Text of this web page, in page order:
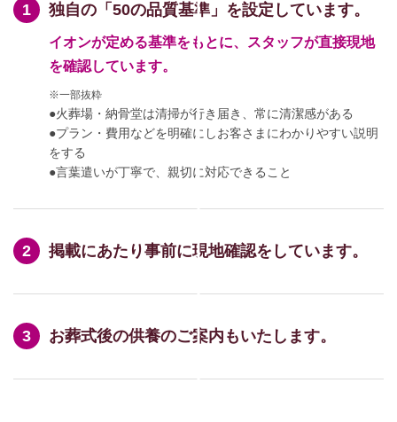
独自の「50の品質基準」を設定しています。
イオンが定める基準をもとに、スタッフが直接現地
を確認しています。
※一部抜粋
●火葬場・納骨堂は清掃が行き届き、常に清潔感がある
●プラン・費用などを明確にしお客さまにわかりやすい説明
をする
●言葉遣いが丁寧で、親切に対応できること
掲載にあたり事前に現地確認をしています。
お葬式後の供養のご案内もいたします。